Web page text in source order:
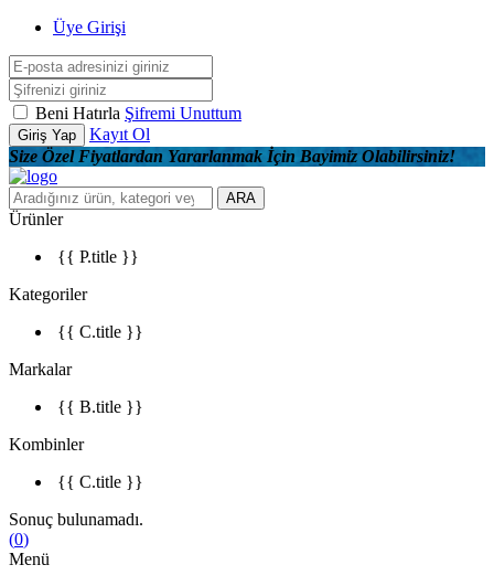
Üye Girişi
Beni Hatırla Şifremi Unuttum
Giriş Yap
Kayıt Ol
Size Özel Fiyatlardan Yararlanmak İçin Bayimiz Olabilirsiniz!
ARA
Ürünler
{{ P.title }}
Kategoriler
{{ C.title }}
Markalar
{{ B.title }}
Kombinler
{{ C.title }}
Sonuç bulunamadı.
(0)
Menü